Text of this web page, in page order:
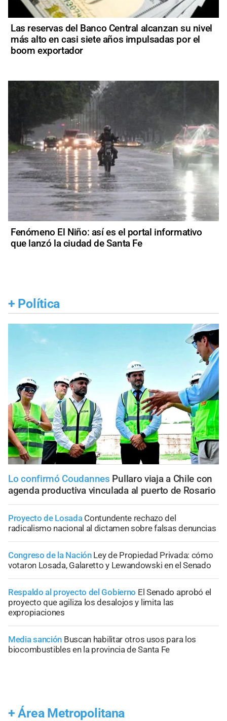
Las reservas del Banco Central alcanzan su nivel
más alto en casi siete años impulsadas por el
boom exportador
Fenómeno El Niño: así es el portal informativo
que lanzó la ciudad de Santa Fe
+ Política
Lo confirmó Coudannes Pullaro viaja a Chile con
agenda productiva vinculada al puerto de Rosario
Proyecto de Losada Contundente rechazo del
radicalismo nacional al dictamen sobre falsas denuncias
Congreso de la Nación Ley de Propiedad Privada: cómo
votaron Losada, Galaretto y Lewandowski en el Senado
Respaldo al proyecto del Gobierno El Senado aprobó el
proyecto que agiliza los desalojos y limita las
expropiaciones
Media sanción Buscan habilitar otros usos para los
biocombustibles en la provincia de Santa Fe
+ Área Metropolitana